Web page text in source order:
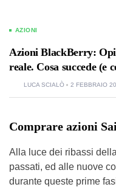
AZIONI
Azioni BlackBerry:
reale. Cosa succede (e
LUCA SCIALÒ 2 FEBBRAIO
Comprare azioni
Alla luce dei ribassi
passati, ed alle nuove
durante queste prime